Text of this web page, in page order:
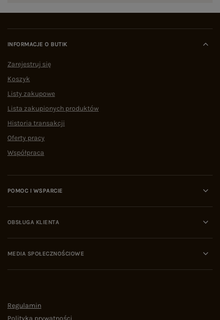
INFORMACJE O BUTIK
Zarejestruj się
Koszyk
Listy zakupowe
Lista zakupionych produktów
Historia transakcji
Oferty pracy
Współpraca
POMOC I WSPARCIE
OBSŁUGA KLIENTA
MEDIA SPOŁECZNOŚCIOWE
Regulamin
Polityka prywatności